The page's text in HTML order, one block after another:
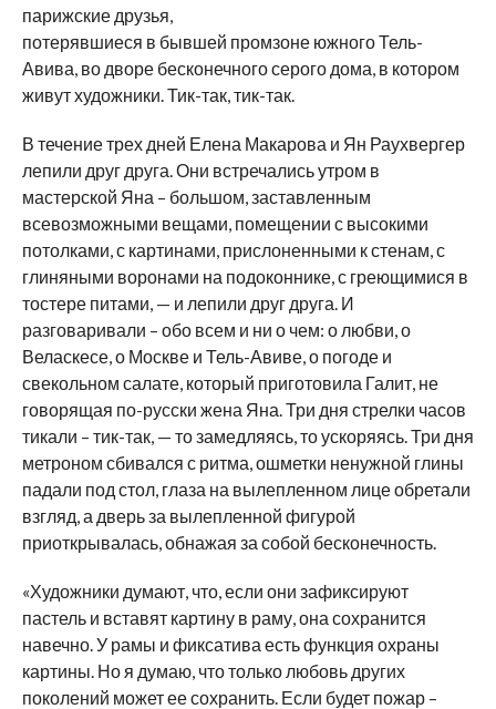
парижские друзья,
потерявшиеся в бывшей промзоне южного Тель-
Авива, во дворе бесконечного серого дома, в котором
живут художники. Тик-так, тик-так.
В течение трех дней Елена Макарова и Ян Раухвергер
лепили друг друга. Они встречались утром в
мастерской Яна – большом, заставленным
всевозможными вещами, помещении с высокими
потолками, с картинами, прислоненными к стенам, с
глиняными воронами на подоконнике, с греющимися в
тостере питами, — и лепили друг друга. И
разговаривали – обо всем и ни о чем: о любви, о
Веласкесе, о Москве и Тель-Авиве, о погоде и
свекольном салате, который приготовила Галит, не
говорящая по-русски жена Яна. Три дня стрелки часов
тикали – тик-так, — то замедляясь, то ускоряясь. Три дня
метроном сбивался с ритма, ошметки ненужной глины
падали под стол, глаза на вылепленном лице обретали
взгляд, а дверь за вылепленной фигурой
приоткрывалась, обнажая за собой бесконечность.
«Художники думают, что, если они зафиксируют
пастель и вставят картину в раму, она сохранится
навечно. У рамы и фиксатива есть функция охраны
картины. Но я думаю, что только любовь других
поколений может ее сохранить. Если будет пожар –